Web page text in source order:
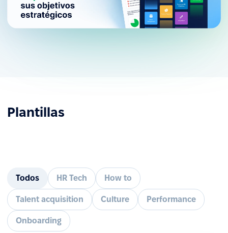
Plantillas
Todos HR Tech How to
Talent acquisition Culture Performance
Onboarding